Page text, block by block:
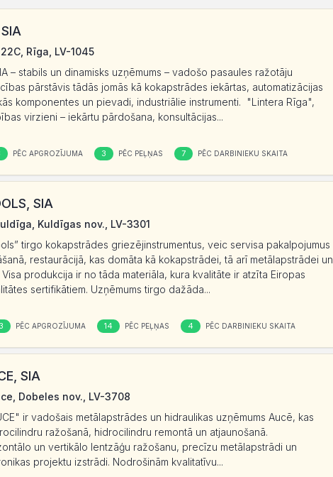
Rīga, LV-1045
– stabils un dinamisks uzņēmums – vadošo pasaules ražotāju
pārstāvis tādās jomās kā kokapstrādes iekārtas, automatizācijas
komponentes un pievadi, industriālie instrumenti. "Lintera Rīga",
virzieni – iekārtu pārdošana, konsultācijas...
PĒC APGROZĪJUMA 3 PĒC PEĻŅAS 7 PĒC DARBINIEKU SKAITA
SIA
Kuldīgas nov., LV-3301
tirgo kokapstrādes griezējinstrumentus, veic servisa pakalpojumus
restaurācijā, kas domāta kā kokapstrādei, tā arī metālapstrādei un
produkcija ir no tāda materiāla, kura kvalitāte ir atzīta Eiropas
sertifikātiem. Uzņēmums tirgo dažāda...
PĒC APGROZĪJUMA 14 PĒC PEĻŅAS 4 PĒC DARBINIEKU SKAITA
SIA
Dobeles nov., LV-3708
ir vadošais metālapstrādes un hidraulikas uzņēmums Aucē, kas
ražošanā, hidrocilindru remontā un atjaunošanā.
un vertikālo lentzāģu ražošanu, precīzu metālapstrādi un
projektu izstrādi. Nodrošinām kvalitatīvu...